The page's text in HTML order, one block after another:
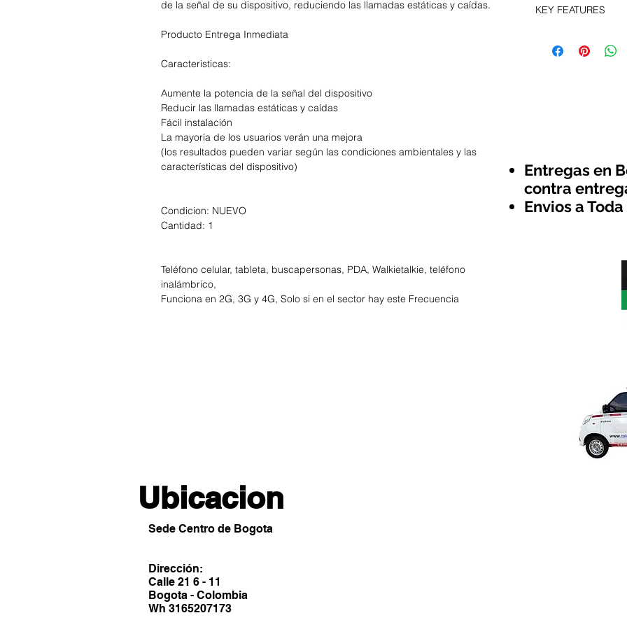
de la señal de su dispositivo, reduciendo las llamadas estáticas y caídas.
Producto Entrega Inmediata
Caracteristicas:
Aumente la potencia de la señal del dispositivo
Reducir las llamadas estáticas y caídas
Fácil instalación
La mayoría de los usuarios verán una mejora
(los resultados pueden variar según las condiciones ambientales y las
características del dispositivo)
Condicion: NUEVO
Cantidad: 1
Teléfono celular, tableta, buscapersonas, PDA, Walkietalkie, teléfono
inalámbrico,
Funciona en 2G, 3G y 4G, Solo si en el sector hay este Frecuencia
straightforward
information about
your shipping
reassure your
KEY FEATURES
Resolution 1280
Entregas en
contra
Envios a
Ubicacion
Sede Centro de Bogota
Dirección:
Calle 21 6 - 11
Bogota - Colombia
Wh 3165207173